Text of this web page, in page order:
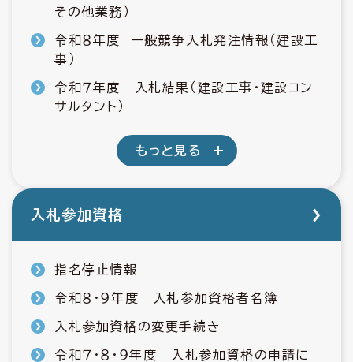
その他業務）
令和８年度 一般競争入札発注情報（建設工
事）
令和７年度 入札結果（建設工事・建設コン
サルタント）
入札参加資格
指名停止情報
令和８・９年度 入札参加資格者名簿
入札参加資格の変更手続き
令和７・８・９年度 入札参加資格の申請に